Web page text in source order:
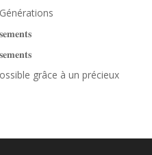
grâce à un précieux